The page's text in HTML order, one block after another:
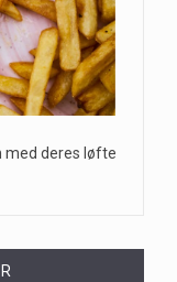
med deres løfte